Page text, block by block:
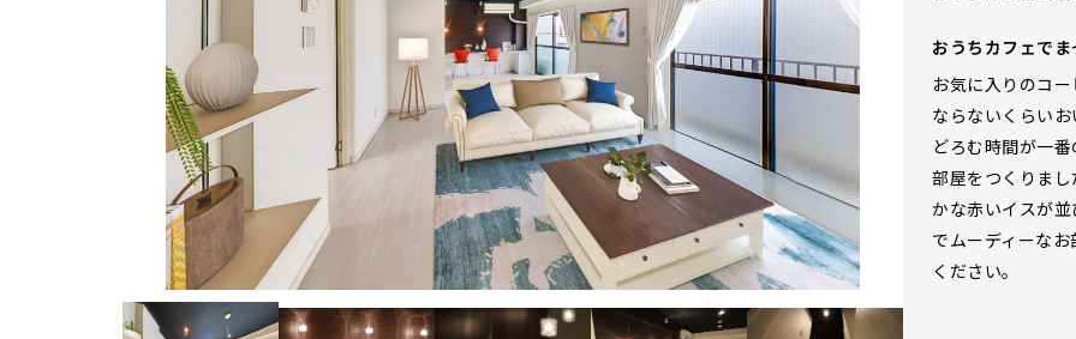
おうちカフェでま
お気に入りのコ
ならないくらい
どろむ時間が一
部屋をつくりま
かな赤いイスが
でムーディーな
ください。